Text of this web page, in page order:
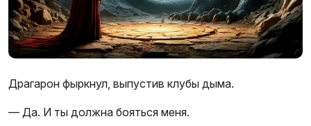
Драгарон фыркнул, выпустив клубы дыма.
— Да. И ты должна бояться меня.